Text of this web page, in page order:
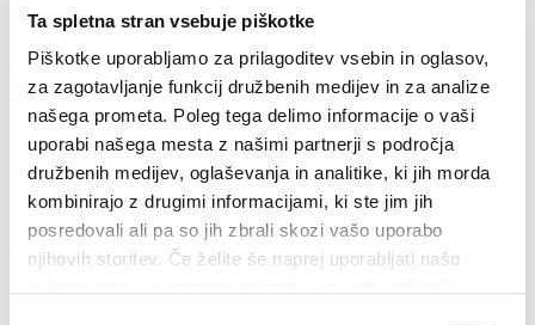
Ta spletna stran vsebuje piškotke
Piškotke uporabljamo za prilagoditev vsebin in oglasov,
za zagotavljanje funkcij družbenih medijev in za analize
našega prometa. Poleg tega delimo informacije o vaši
uporabi našega mesta z našimi partnerji s področja
družbenih medijev, oglaševanja in analitike, ki jih morda
kombinirajo z drugimi informacijami, ki ste jim jih
posredovali ali pa so jih zbrali skozi vašo uporabo
njihovih storitev. Če želite še naprej uporabljati našo
Ukrepi za obvladovanje energetske draginje
20...
26. 10. 2022
PrihrankiEnergija
Zakon o nujnem ukrepu na področju davka na dodano vrednost za
omilitev dviga cen energento...